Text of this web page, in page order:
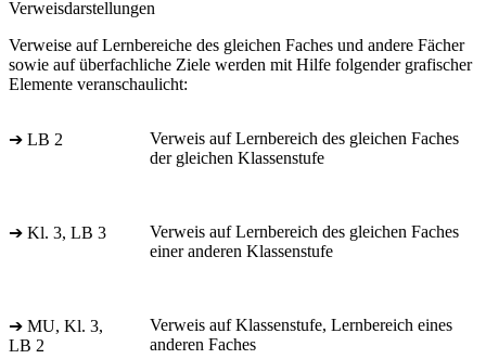
Verweisdarstellungen
Verweise auf Lernbereiche des gleichen Faches und andere Fächer
sowie auf überfachliche Ziele werden mit Hilfe folgender grafischer
Elemente veranschaulicht:
➔ LB 2
Verweis auf Lernbereich des gleichen Faches
der gleichen Klassenstufe
➔ Kl. 3, LB 3
Verweis auf Lernbereich des gleichen Faches
einer anderen Klassenstufe
➔ MU, Kl. 3,
LB 2
Verweis auf Klassenstufe, Lernbereich eines
anderen Faches